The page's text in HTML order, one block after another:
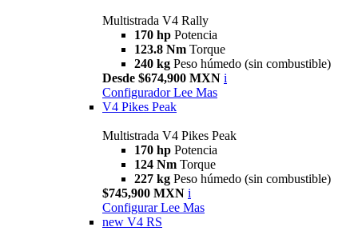
Multistrada V4 Rally
170 hp Potencia
123.8 Nm Torque
240 kg Peso húmedo (sin combustible)
Desde $674,900 MXN i
Configurador Lee Mas
V4 Pikes Peak
Multistrada V4 Pikes Peak
170 hp Potencia
124 Nm Torque
227 kg Peso húmedo (sin combustible)
$745,900 MXN i
Configurar Lee Mas
new V4 RS